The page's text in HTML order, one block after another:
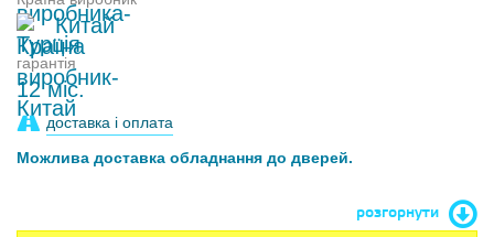
Китай
гарантія
12 міс.
доставка і оплата
Можлива доставка обладнання до дверей.
розгорнути